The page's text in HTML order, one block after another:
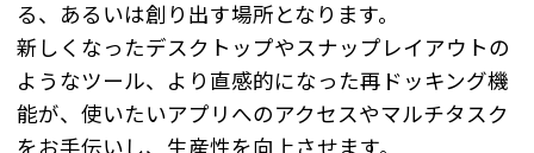
る、あるいは創り出す場所となります。
新しくなったデスクトップやスナップレイアウトの
ようなツール、より直感的になった再ドッキング機
能が、使いたいアプリへのアクセスやマルチタスク
をお手伝いし、生産性を向上させます。